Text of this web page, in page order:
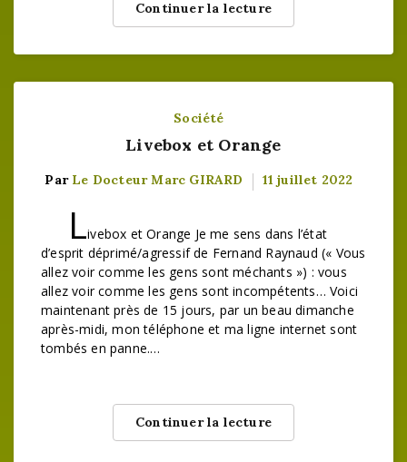
Continuer la lecture
Société
Livebox et Orange
Par Le Docteur Marc GIRARD 11 juillet 2022
Livebox et Orange Je me sens dans l’état
d’esprit déprimé/agressif de Fernand Raynaud (« Vous
allez voir comme les gens sont méchants ») : vous
allez voir comme les gens sont incompétents… Voici
maintenant près de 15 jours, par un beau dimanche
après-midi, mon téléphone et ma ligne internet sont
tombés en panne.…
Continuer la lecture